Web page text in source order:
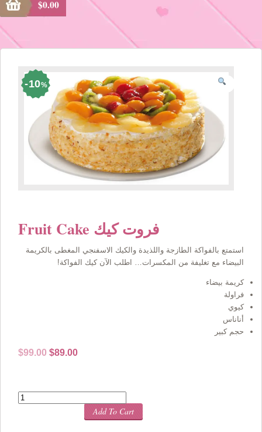
$0.00
10%
Fruit Cake فروت كيك
استمتع بالفواكة الطازجة واللذيدة والكيك الاسفنجي المغطى بالكريمة
البيضاء مع تغليفة من المكسرات… اطلب الآن كيك الفواكة!
كريمة بيضاء
فراولة
كيوي
أناناس
حجم كبير
$99.00 Original
$89.00Current
Quantity
Add To Cart